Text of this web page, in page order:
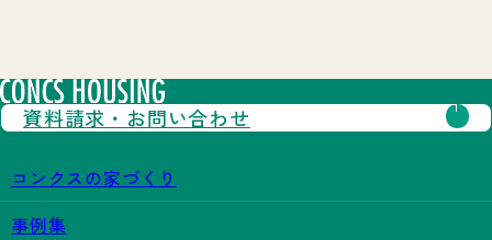
コンクスの家づくり
事例集
資料請求・ お問い合わせ